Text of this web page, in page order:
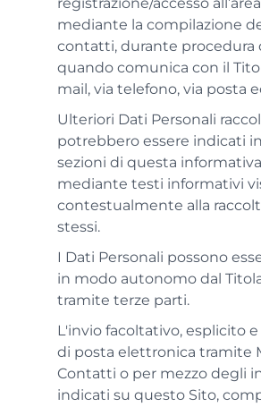
mediante la compilazione
contatti, durante procedura
quando comunica con il
mail, via telefono, via posta
Ulteriori Dati Personali
potrebbero essere indicati
sezioni di questa
mediante testi informativi
contestualmente alla
stessi.
I Dati Personali possono
in modo autonomo dal
tramite terze parti.
L'invio facoltativo, esplicito
di posta elettronica tramite
Contatti o per mezzo degli
indicati su questo Sito,